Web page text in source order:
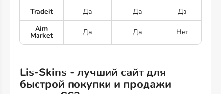
Tradeit Да Да
Да
Aim
Market Да Да Нет
Lis-Skins - лучший сайт для
быстрой покупки и продажи